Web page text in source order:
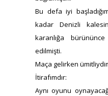
Bu defa iyi
kadar Denizli
karanlığa
edilmişti.
Maça gelirken
İtirafımdır:
Aynı oyunu